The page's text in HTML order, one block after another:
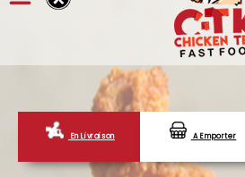
En Livraison A Emporter